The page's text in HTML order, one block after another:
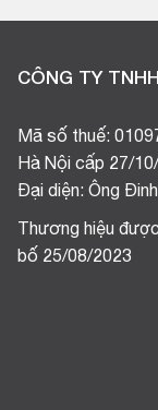
CÔNG TY
Mã số thuế:
Hà Nội cấp 27/
Đại diện: Ông
Thương hiệu
bố 25/08/2023